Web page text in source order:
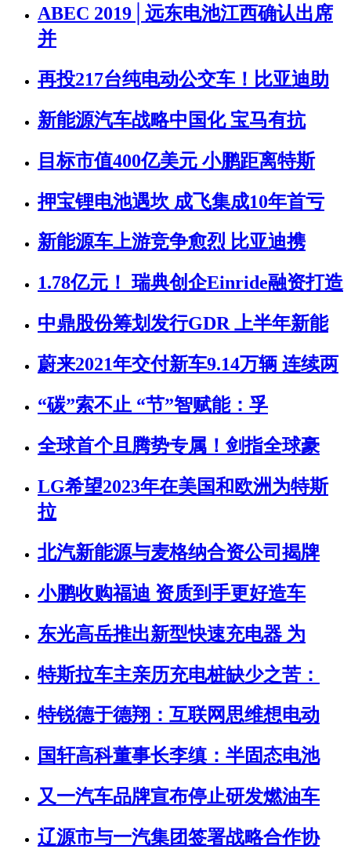
ABEC 2019│远东电池江西确认出席
并
再投217台纯电动公交车！比亚迪助
新能源汽车战略中国化 宝马有抗
目标市值400亿美元 小鹏距离特斯
押宝锂电池遇坎 成飞集成10年首亏
新能源车上游竞争愈烈 比亚迪携
1.78亿元！ 瑞典创企Einride融资打造
中鼎股份筹划发行GDR 上半年新能
蔚来2021年交付新车9.14万辆 连续两
“碳”索不止 “节”智赋能：孚
全球首个且腾势专属！剑指全球豪
LG希望2023年在美国和欧洲为特斯
拉
北汽新能源与麦格纳合资公司揭牌
小鹏收购福迪 资质到手更好造车
东光高岳推出新型快速充电器 为
特斯拉车主亲历充电桩缺少之苦：
特锐德于德翔：互联网思维想电动
国轩高科董事长李缜：半固态电池
又一汽车品牌宣布停止研发燃油车
辽源市与一汽集团签署战略合作协